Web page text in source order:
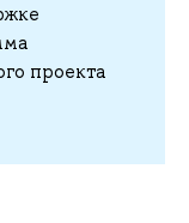
проекта